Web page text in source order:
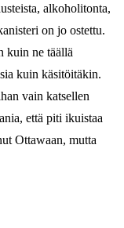
alkoholitonta,
on jo ostettu.
kuin ne täällä
kuin käsitöitäkin.
vain katsellen
että piti ikuistaa
Ottawaan, mutta